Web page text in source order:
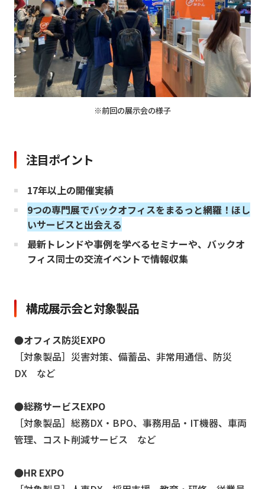
※前回の展示会の様子
注目ポイント
17年以上の開催実績
9つの専門展でバックオフィスをまるっと網羅！ ほし
いサービスと出会える
最新トレンドや事例を学べるセミナーや、バックオ
フィス同士の交流イベントで情報収集
構成展示会と対象製品
●オフィス防災EXPO
［対象製品］災害対策、備蓄品、非常用通信、防災
DX など
●総務サービスEXPO
［対象製品］総務DX・BPO、事務用品・IT機器、車両
管理、コスト削減サービス など
●HR EXPO